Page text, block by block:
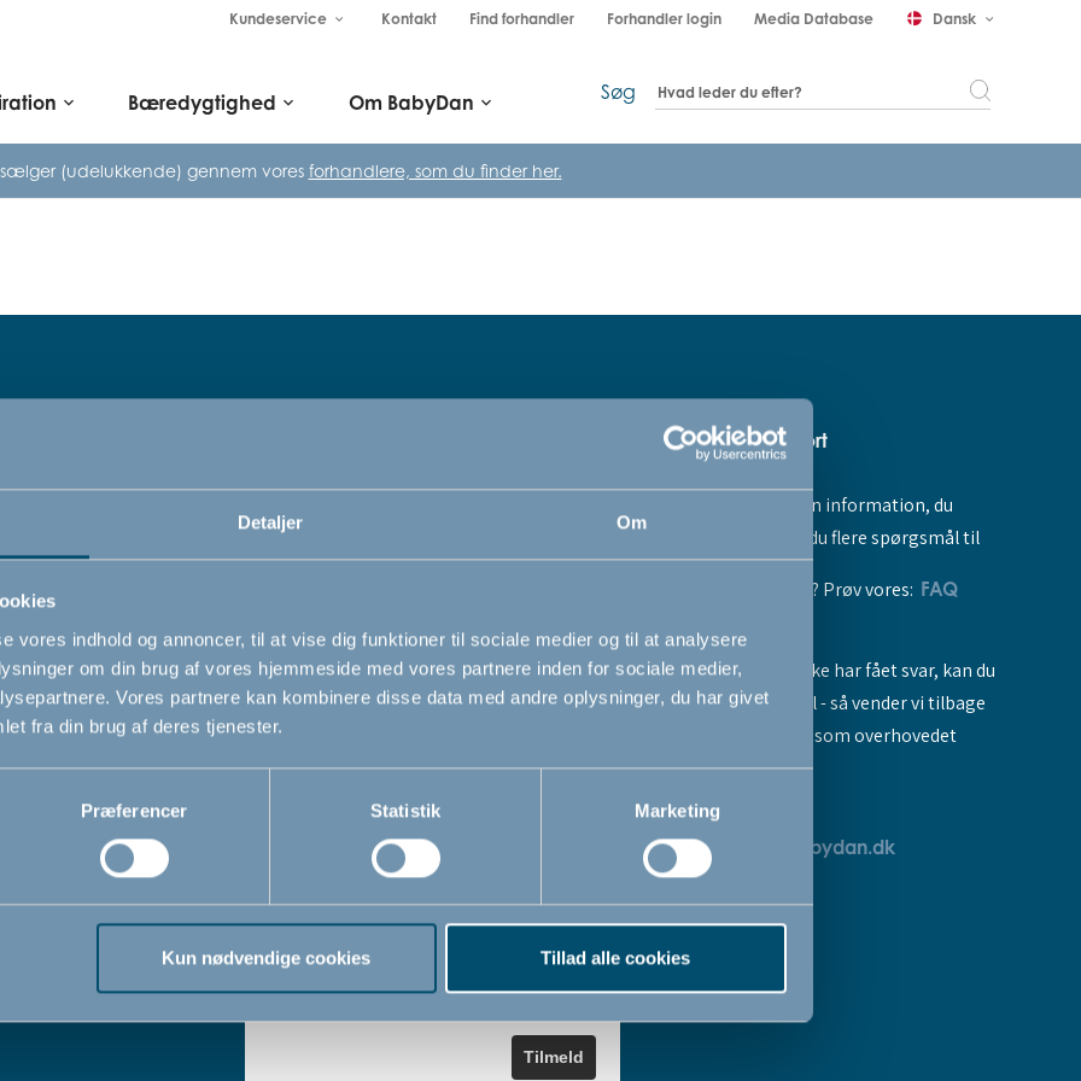
Detaljer Om
vores indhold og annoncer, til at vise dig funktioner til sociale medier og til at analysere
om din brug af vores hjemmeside med vores partnere inden for sociale medier,
Vores partnere kan kombinere disse data med andre oplysninger, du har givet
fra din brug af deres tjenester.
Præferencer Statistik Marketing
Kun nødvendige cookies Tillad alle cookies
Kundeservice keyboard_arrow_down Kontakt Find forhandler Forhandler login Media Database Dansk keyboard_arrow_down
keyboard_arrow_down Bæredygtighed keyboard_arrow_down Om BabyDan keyboard_arrow_down Søg
(udelukkende) gennem vores forhandlere, som du finder her.
vi vil bare gerne informere dig om vores
Navn
Email
Jeg accepterer at modtage nyhedsbreve
Ved at tilmelde dig vores nyhedsbrev
Tilmeld
Hjælp & support
Fandt du ikke den information, du
søgte, eller har du flere spørgsmål til
vores produkter? Prøv vores: FAQ
Hvis du stadig ikke har fået svar, kan du
sende os en mail - så vender vi tilbage
til dig så hurtigt som overhovedet
muligt:
servicedk@babydan.dk